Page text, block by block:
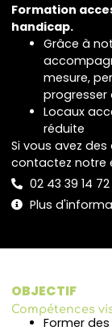
Formation
handicap.
Grâce à
mesure,
progresser
Locaux
réduite
Si vous avez
contactez notre
02 43 39 14 72
Plus
OBJECTIF
Compétences
Former